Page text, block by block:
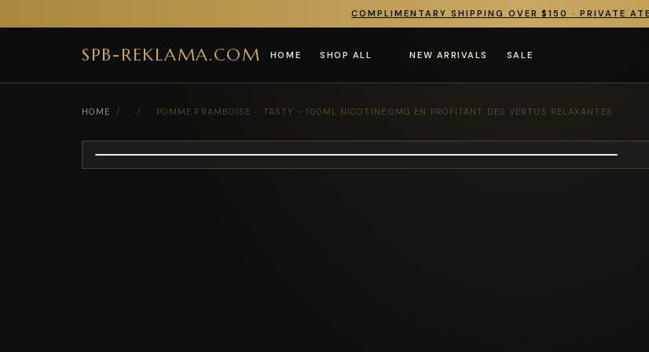
COMPLIMENTARY SHIPPING OVER $150 · PRIVATE
SPB-REKLAMA.COM HOME SHOP ALL NEW ARRIVALS SALE
HOME / / POMME FRAMBOISE - TASTY - 100ML NICOTINE:0MG EN PROFITANT DES VERTUS RELAXANTES